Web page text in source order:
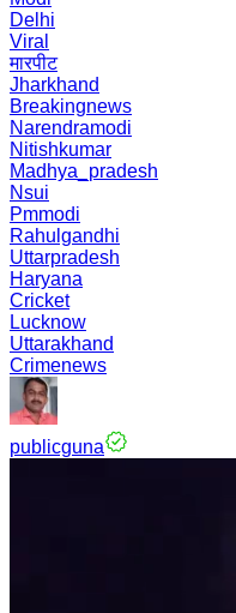
Delhi
Viral
मारपीट
Jharkhand
Breakingnews
Narendramodi
Nitishkumar
Madhya_pradesh
Nsui
Pmmodi
Rahulgandhi
Uttarpradesh
Haryana
Cricket
Lucknow
Uttarakhand
Crimenews
publicguna